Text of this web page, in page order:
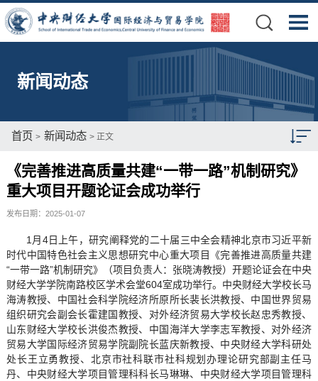
新闻动态
首页 > 新闻动态 > 正文
《完善推进高质量共建“一带一路”机制研究》
重大项目开题论证会成功举行
发布日期：2025-01-07
1月4日上午，研究阐释党的二十届三中全会精神北京市习近平新
时代中国特色社会主义思想研究中心重大项目《完善推进高质量共建
“一带一路”机制研究》（项目负责人：张晓涛教授）开题论证会在中央
财经大学学院南路校区学术会堂604室成功举行。中央财经大学校长马
海涛教授、中国社会科学院经济所原所长裴长洪教授、中国世界贸易
组织研究会副会长霍建国教授、对外经济贸易大学校长赵忠秀教授、
山东财经大学校长洪俊杰教授、中国海洋大学李志军教授、对外经济
贸易大学国际经济贸易学院副院长蓝庆新教授、中央财经大学科研处
处长王立勇教授、北京市社科联市社科规划办理论研究部副主任马
丹、中央财经大学项目管理科科长马琳琳、中央财经大学项目管理科